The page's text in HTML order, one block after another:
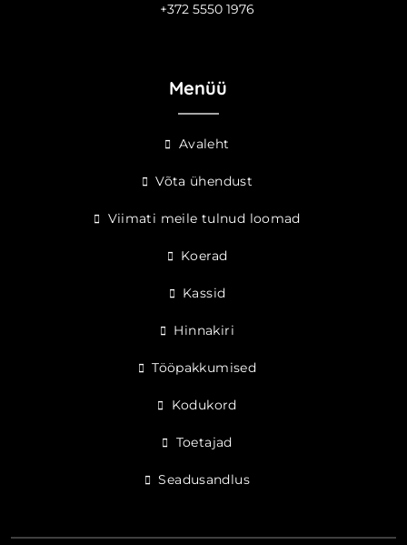
+372 5550 1976
Menüü
Avaleht
Võta ühendust
Viimati meile tulnud loomad
Koerad
Kassid
Hinnakiri
Tööpakkumised
Kodukord
Toetajad
Seadusandlus